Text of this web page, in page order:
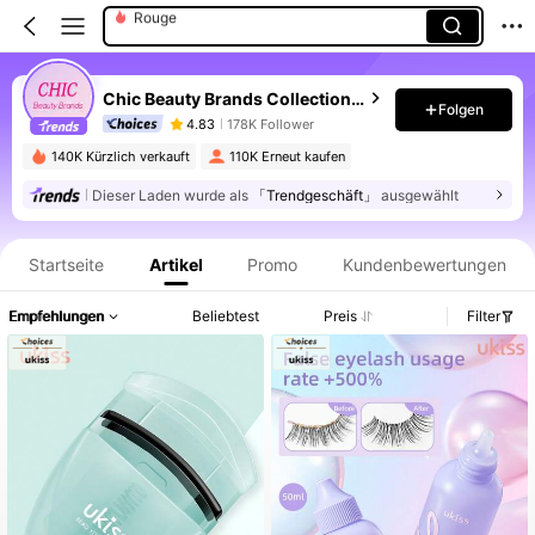
Highlighter
Chic Beauty Brands Collection Store
4.83 178K Follower
Folgen
140K Kürzlich verkauft 110K Erneut kaufen
Dieser Laden wurde als 「Trendgeschäft」 ausgewählt
Startseite Artikel Promo Kundenbewertungen
Empfehlungen Beliebtest Preis Filter